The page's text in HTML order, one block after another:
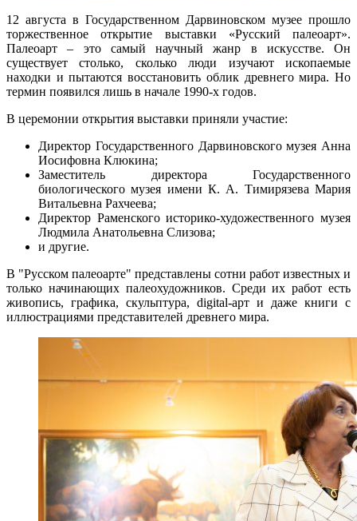
12 августа в Государственном Дарвиновском музее прошло
торжественное открытие выставки «Русский палеоарт».
Палеоарт – это самый научный жанр в искусстве. Он
существует столько, сколько люди изучают ископаемые
находки и пытаются восстановить облик древнего мира. Но
термин появился лишь в начале 1990-х годов.
В церемонии открытия выставки приняли участие:
Директор Государственного Дарвиновского музея Анна
Иосифовна Клюкина;
Заместитель директора Государственного
биологического музея имени К. А. Тимирязева Мария
Витальевна Рахчеева;
Директор Раменского историко-художественного музея
Людмила Анатольевна Слизова;
и другие.
В "Русском палеоарте" представлены сотни работ известных и
только начинающих палеохудожников. Среди их работ есть
живопись, графика, скульптура, digital-арт и даже книги с
иллюстрациями представителей древнего мира.